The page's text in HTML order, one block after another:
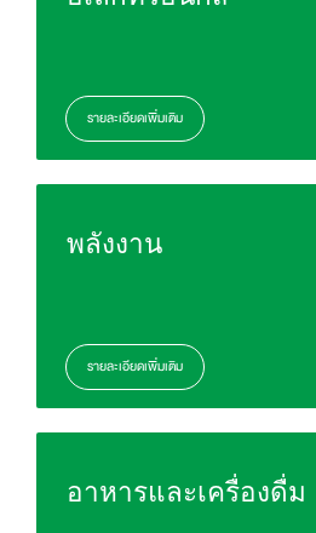
รายละเอียดเพิ่มเติม
พลังงาน
รายละเอียดเพิ่มเติม
อาหารและเครื่องดื่ม